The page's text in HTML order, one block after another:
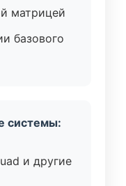
матрицей
базового
системы:
и другие